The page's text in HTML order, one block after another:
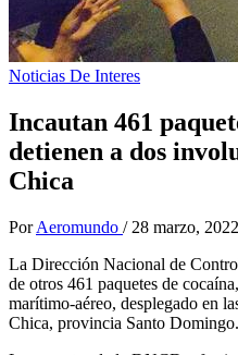
Noticias De Interes
Incautan 461
detienen a dos
Chica
Por Aeromundo / 28 marzo, 2022
La Dirección Nacional de
de otros 461 paquetes de
marítimo-aéreo, desplegado en
Chica, provincia Santo Domingo.